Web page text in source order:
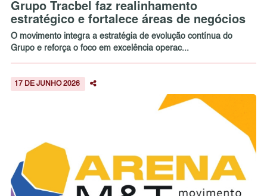
Grupo Tracbel faz realinhamento
estratégico e fortalece áreas de negócios
O movimento integra a estratégia de evolução contínua do
Grupo e reforça o foco em excelência operac...
17 DE JUNHO 2026